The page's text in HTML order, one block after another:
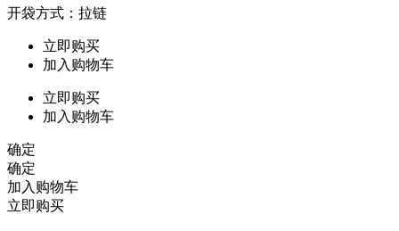
开袋方式：拉链
立即购买
加入购物车
立即购买
加入购物车
确定
确定
加入购物车
立即购买